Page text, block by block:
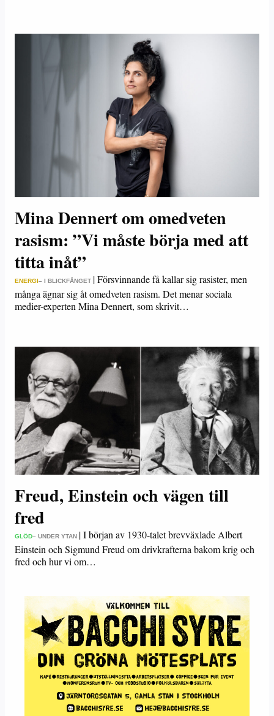
Mina Dennert om omedveten
rasism: ”Vi måste börja med att
titta inåt”
ENERGI– I BLICKFÅNGET |Försvinnande få kallar sig rasister, men
många ägnar sig åt omedveten rasism. Det menar sociala
medier-experten Mina Dennert, som skrivit…
Freud, Einstein och vägen till
fred
GLÖD– UNDER YTAN |I början av 1930-talet brevväxlade Albert
Einstein och Sigmund Freud om drivkrafterna bakom krig och
fred och hur vi om…